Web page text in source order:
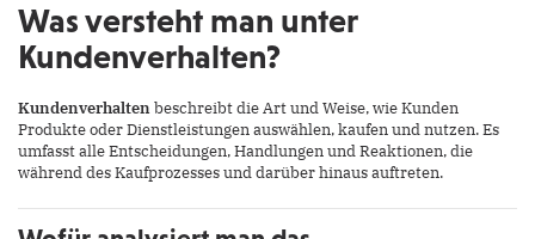
Was versteht man unter
Kundenverhalten?
Kundenverhaltenbeschreibt die Art und Weise, wie Kunden
Produkte oder Dienstleistungen auswählen, kaufen und nutzen. Es
umfasst alle Entscheidungen, Handlungen und Reaktionen, die
während des Kaufprozesses und darüber hinaus auftreten.